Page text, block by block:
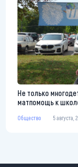
Не только
матпомощь к
Общество 5 августа,